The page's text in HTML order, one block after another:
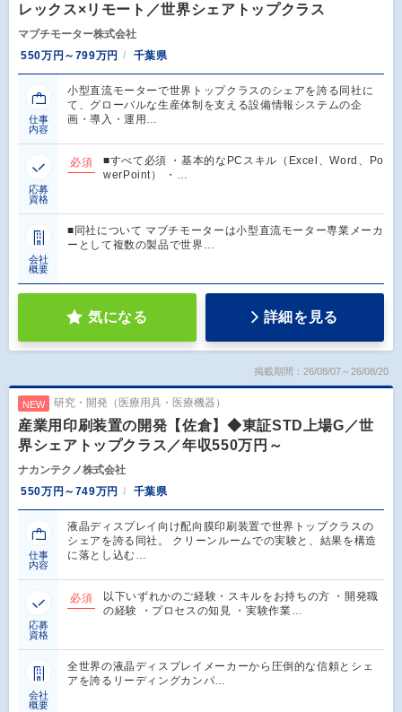
レックス×リモート／世界シェアトップクラス
マブチモーター株式会社
550万円～799万円
千葉県
仕事
内容
小型直流モーターで世界トップクラスのシェアを誇る同社に
て、グローバルな生産体制を支える設備情報システムの企
画・導入・運用…
応募
資格
必須
■すべて必須 ・基本的なPCスキル（Excel、Word、Po
werPoint） ・…
会社
概要
■同社について マブチモーターは小型直流モーター専業メーカ
ーとして複数の製品で世界…
気になる 詳細を見る
掲載期間：26/08/07～26/08/20
NEW 研究・開発（医療用具・医療機器）
産業用印刷装置の開発【佐倉】◆東証STD上場G／世
界シェアトップクラス／年収550万円～
ナカンテクノ株式会社
550万円～749万円
千葉県
仕事
内容
液晶ディスプレイ向け配向膜印刷装置で世界トップクラスの
シェアを誇る同社。 クリーンルームでの実験と、結果を構造
に落とし込む…
応募
資格
必須
以下いずれかのご経験・スキルをお持ちの方 ・開発職
の経験 ・プロセスの知見 ・実験作業…
会社
概要
全世界の液晶ディスプレイメーカーから圧倒的な信頼とシェ
アを誇るリーディングカンパ…